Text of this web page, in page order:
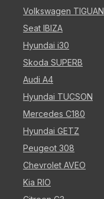
Volkswagen TIGUAN
Seat IBIZA
Hyundai i30
Skoda SUPERB
Audi A4
Hyundai TUCSON
Mercedes C180
Hyundai GETZ
Peugeot 308
Chevrolet AVEO
Kia RIO